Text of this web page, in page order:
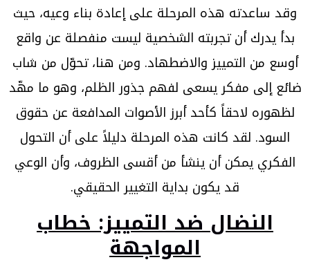
وقد ساعدته هذه المرحلة على إعادة بناء وعيه، حيث
بدأ يدرك أن تجربته الشخصية ليست منفصلة عن واقع
أوسع من التمييز والاضطهاد. ومن هنا، تحوّل من شاب
ضائع إلى مفكر يسعى لفهم جذور الظلم، وهو ما مهّد
لظهوره لاحقاً كأحد أبرز الأصوات المدافعة عن حقوق
السود. لقد كانت هذه المرحلة دليلاً على أن التحول
الفكري يمكن أن ينشأ من أقسى الظروف، وأن الوعي
قد يكون بداية التغيير الحقيقي.
النضال ضد التمييز: خطاب
المواجهة